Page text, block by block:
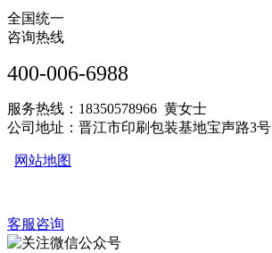
全国统一
咨询热线
400-006-6988
服务热线：18350578966 黄女士
公司地址：晋江市印刷包装基地宝声路3号
网站地图
客服咨询